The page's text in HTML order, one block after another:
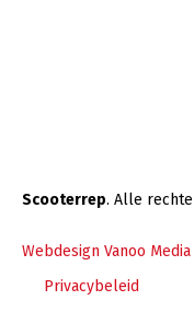
Scooterrep. Alle
Webdesign Vanoo Media
Privacybeleid